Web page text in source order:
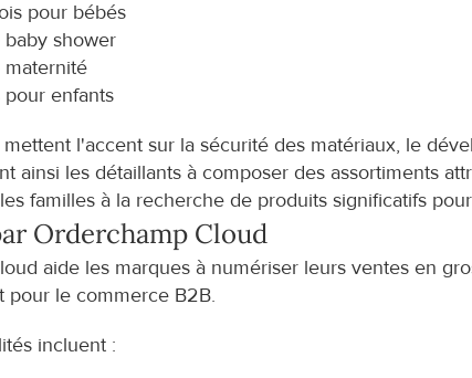
pour bébés
baby shower
maternité
enfants
l'accent sur la sécurité des matériaux, le
ainsi les détaillants à composer des assortiments
familles à la recherche de produits significatifs
Orderchamp Cloud
aide les marques à numériser leurs ventes en
pour le commerce B2B.
incluent :